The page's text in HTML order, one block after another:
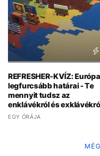
REFRESHER-KVÍZ: Európa
legfurcsább határai - Te
mennyit tudsz az
enklávékról és
EGY ÓRÁJA